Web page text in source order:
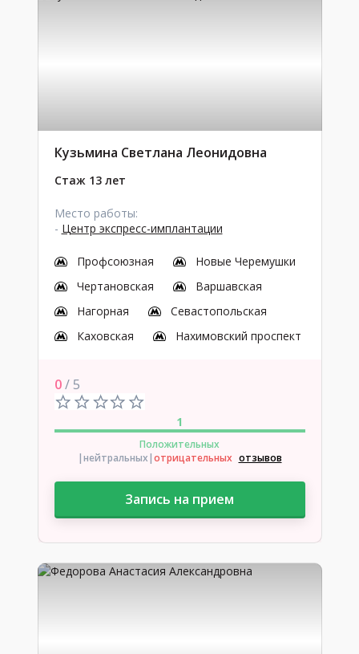
Кузьмина Светлана Леонидовна
Стаж 13 лет
Место работы:
- Центр экспресс-имплантации
Профсоюзная
Новые Черемушки
Чертановская
Варшавская
Нагорная
Севастопольская
Каховская
Нахимовский проспект
0/ 5
1
Положительных
|нейтральных|отрицательных отзывов
Запись на прием